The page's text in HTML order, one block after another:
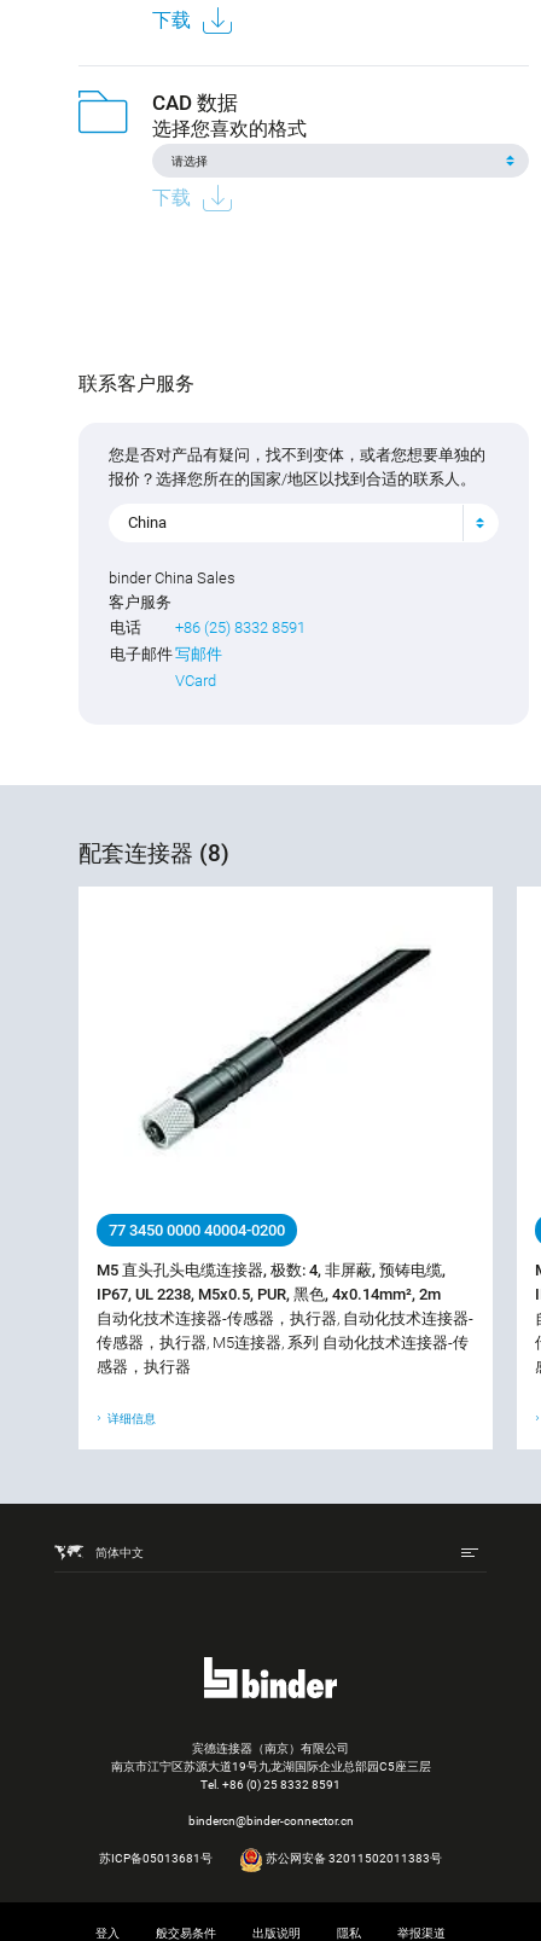
下载
CAD 数据
选择您喜欢的格式
下载
联系客户服务
您是否对产品有疑问，找不到变体，或者您想要单独的
报价？选择您所在的国家/地区以找到合适的联系人。
China
binder China Sales
客户服务
电话
+86 (25) 8332 8591
电子邮件写邮件
VCard
配套连接器 (8)
77 3450 0000 40004-0200
M5 直头孔头电缆连接器, 极数: 4, 非屏蔽, 预铸电缆,
IP67, UL 2238, M5x0.5, PUR, 黑色, 4x0.14mm², 2m
自动化技术连接器-传感器，执行器, 自动化技术连接器-
传感器，执行器, M5连接器, 系列 自动化技术连接器-传
感器，执行器
详细信息
简体中文
宾德连接器（南京）有限公司
南京市江宁区苏源大道19号九龙湖国际企业总部园C5座三层
Tel. +86 (0) 25 8332 8591
bindercn@binder-connector.cn
苏ICP备05013681号 苏公网安备 32011502011383号
登入 般交易条件 出版说明 隱私 举报渠道